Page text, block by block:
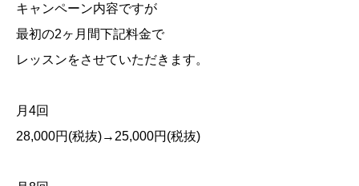
キャンペーン内容ですが
最初の2ヶ月間下記料金で
レッスンをさせていただきます。
月 4回
28,000円 (税抜)→25,000円 (税抜)